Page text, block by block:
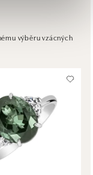
Praha 9
4 - Chodov
výběru vzácných